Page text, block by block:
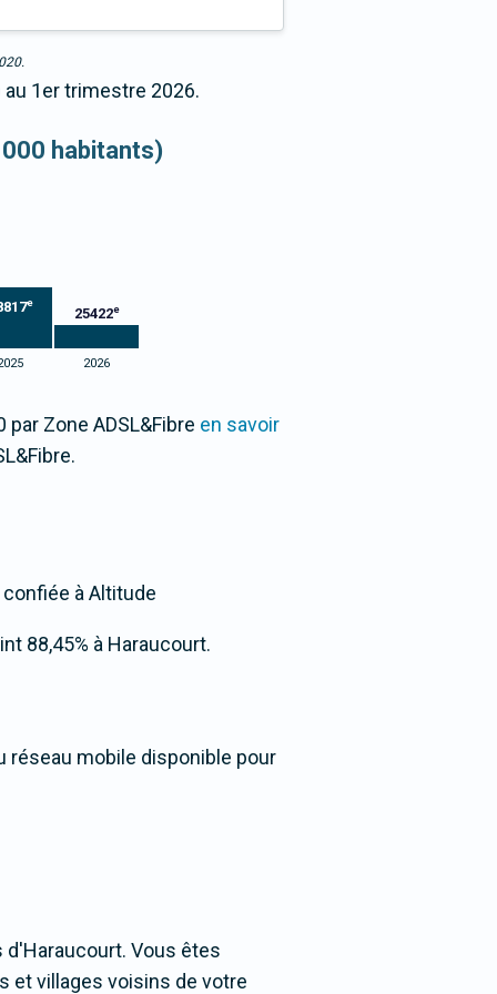
1er trimestre 2026.
habitants)
e
25422e
2026
Zone ADSL&Fibre en savoir
à Altitude
88,45% à Haraucourt.
réseau mobile disponible pour
Vous êtes
et villages voisins de votre